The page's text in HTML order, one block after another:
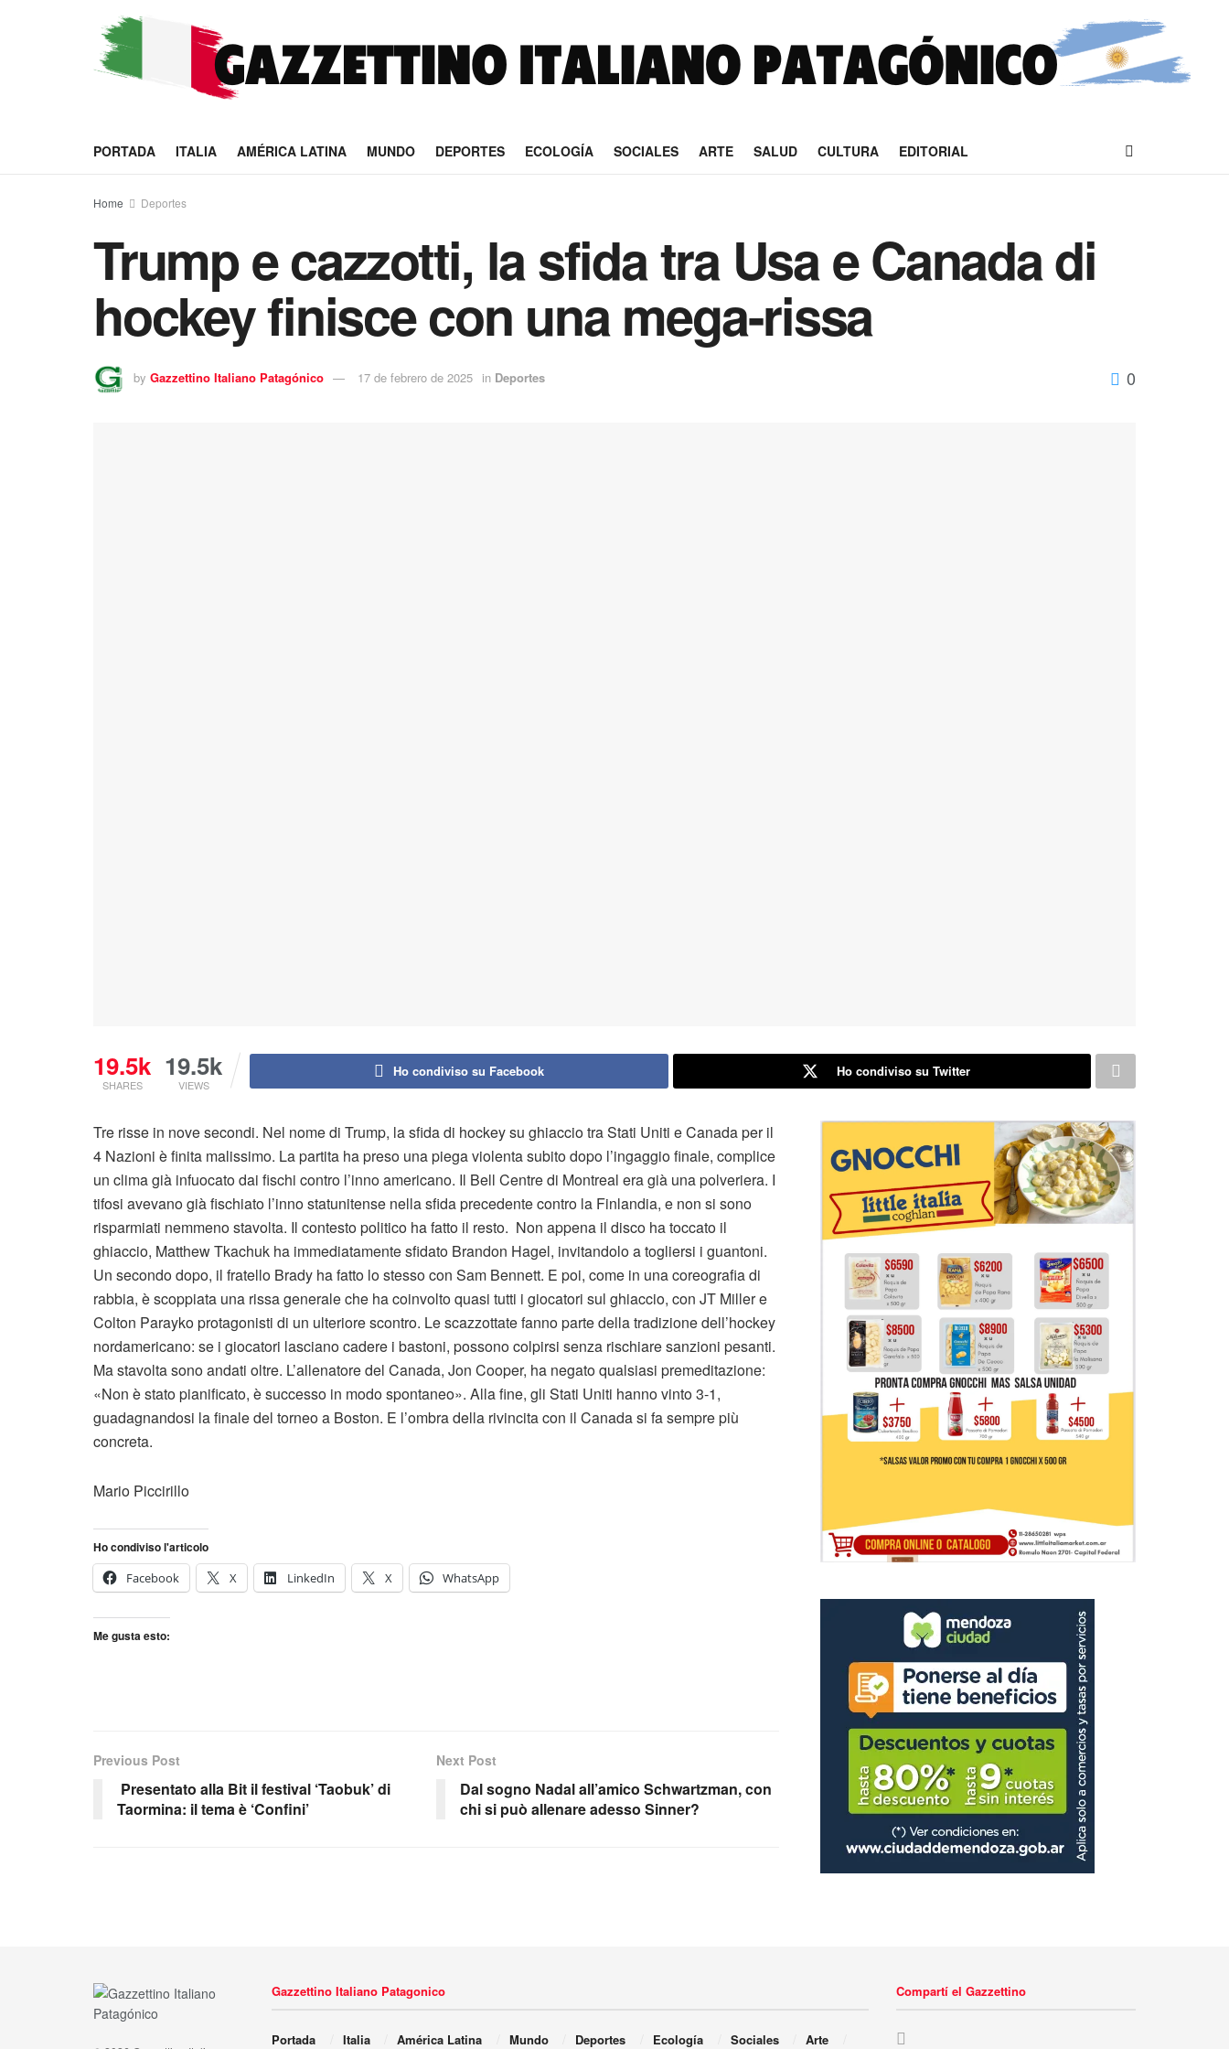
PORTADA ITALIA AMÉRICA LATINA MUNDO DEPORTES ECOLOGÍA SOCIALES ARTE SALUD CULTURA EDITORIAL
Home Deportes
Trump e cazzotti, la sfida tra Usa e Canada di
hockey finisce con una mega-rissa
by Gazzettino Italiano Patagónico 17 de febrero de 2025 in Deportes 0
19.5k
SHARES
19.5k
VIEWS
Ho condiviso su Facebook Ho condiviso su Twitter
Tre risse in nove secondi. Nel nome di Trump, la sfida di hockey su ghiaccio tra Stati Uniti e Canada per il
4 Nazioni è finita malissimo. La partita ha preso una piega violenta subito dopo l’ingaggio finale, complice
un clima già infuocato dai fischi contro l’inno americano. Il Bell Centre di Montreal era già una polveriera. I
tifosi avevano già fischiato l’inno statunitense nella sfida precedente contro la Finlandia, e non si sono
risparmiati nemmeno stavolta. Il contesto politico ha fatto il resto. Non appena il disco ha toccato il
ghiaccio, Matthew Tkachuk ha immediatamente sfidato Brandon Hagel, invitandolo a togliersi i guantoni.
Un secondo dopo, il fratello Brady ha fatto lo stesso con Sam Bennett. E poi, come in una coreografia di
rabbia, è scoppiata una rissa generale che ha coinvolto quasi tutti i giocatori sul ghiaccio, con JT Miller e
Colton Parayko protagonisti di un ulteriore scontro. Le scazzottate fanno parte della tradizione dell’hockey
nordamericano: se i giocatori lasciano cadere i bastoni, possono colpirsi senza rischiare sanzioni pesanti.
Ma stavolta sono andati oltre. L’allenatore del Canada, Jon Cooper, ha negato qualsiasi premeditazione:
«Non è stato pianificato, è successo in modo spontaneo». Alla fine, gli Stati Uniti hanno vinto 3-1,
guadagnandosi la finale del torneo a Boston. E l’ombra della rivincita con il Canada si fa sempre più
concreta.
Mario Piccirillo
Ho condiviso l'articolo
Facebook
X LinkedIn X WhatsApp
Me gusta esto:
Previous Post
Presentato alla Bit il festival ‘Taobuk’ di
Taormina: il tema è ‘Confini’
Next Post
Dal sogno Nadal all’amico Schwartzman, con
chi si può allenare adesso Sinner?
Gazzettino Italiano Patagonico
Portada Italia América Latina Mundo Deportes Ecología Sociales Arte
Compartí el Gazzettino